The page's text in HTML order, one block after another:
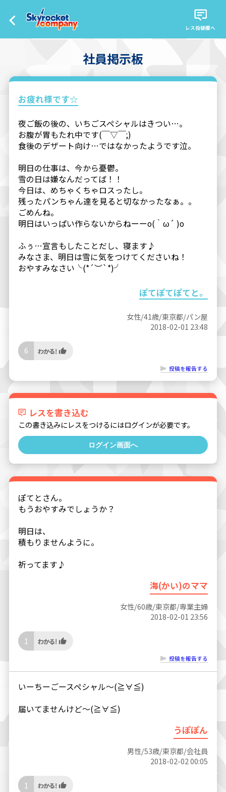
レス投稿欄へ
社員掲示板
お疲れ様です☆
夜ご飯の後の、いちごスペシャルはきつい…。
お腹が胃もたれ中です(￣▽￣;)
食後のデザート向け…ではなかったようです泣。
明日の仕事は、今から憂鬱。
雪の日は嫌なんだってば！！
今日は、めちゃくちゃロスったし。
残ったパンちゃん達を見ると切なかったなぁ。。
ごめんね。
明日はいっぱい作らないからねーーo(｀ω´ )o
ふぅ…宣言もしたことだし、寝ます♪
みなさま、明日は雪に気をつけてくださいね！
おやすみなさい╰(*´︶`*)╯
ぽてぽてぽてと。
女性/41歳/東京都/パン屋
2018-02-01 23:48
6
投稿を報告する
レスを書き込む
この書き込みにレスをつけるにはログインが必要です。
ログイン画面へ
ぽてとさん。
もうおやすみでしょうか？
明日は、
積もりませんように。
祈ってます♪
海(かい)のママ
女性/60歳/東京都/専業主婦
2018-02-01 23:56
1
投稿を報告する
いーちーごースペシャル〜(≧∀≦)
届いてませんけど〜(≧∀≦)
うぽぽん
男性/53歳/東京都/会社員
2018-02-02 00:05
1